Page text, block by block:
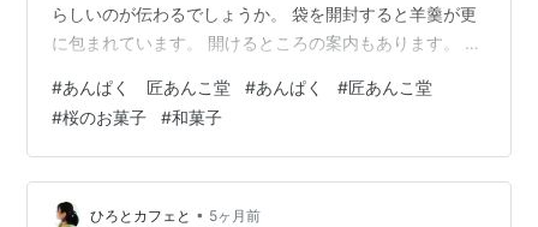
らしいのが伝わるでしょうか。 袋を開封すると羊羹が更
に包まれています。 開けるところの案内もあります。 色
が、写真よりもう少し明るいピンクです。 ピンクの部分
だけいただいてみると桜しっかり香ります。 チョコの味
もわかりますね。 桜花と一緒に食べるとチョコの味がバ
ランスとってくれて美味しかったです！ 寒天もさっぱり
させてくれます。 難しそうなチョコレートと桜の組み合
#あんぱく 匠あんこ堂 #あんぱく #匠あんこ堂
#桜のお菓子 #和菓子
ひろとカフェと • 5ヶ月前